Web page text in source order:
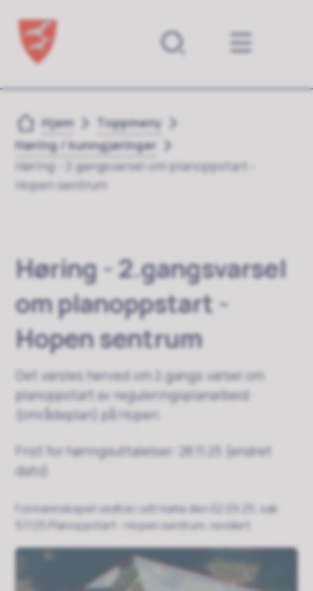
Forsiden
Du er her:
Hjem
Toppmeny
Høring / kunngjøringer
Høring - 2.gangsvarsel om planoppstart -
Hopen sentrum
Høring - 2.gangsvarsel
om planoppstart -
Hopen sentrum
Det varsles herved om 2.gangs varsel om
planoppstart av reguleringsplanarbeid
(områdeplan) på Hopen.
Frist for høringsuttalelser: 28.11.25 (endret
dato)
Formannskapet vedtok i sitt møte den 02.09.25, sak
57/25 Planoppstart - Hopen sentrum, revidert.